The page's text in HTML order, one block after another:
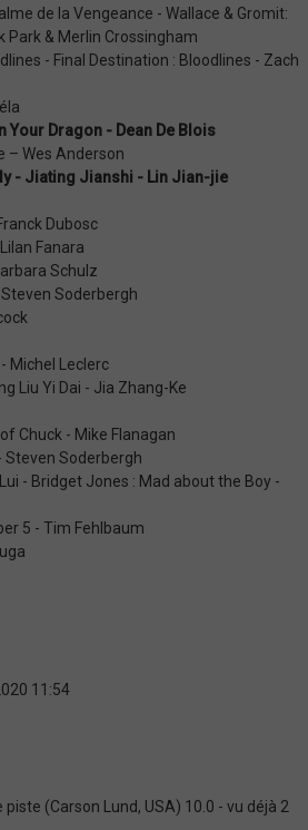
de la Vengeance - Wallace & Gromit:
Park & Merlin Crossingham
- Final Destination : Bloodlines - Zach
Your Dragon - Dean De Blois
– Wes Anderson
- Jiating Jianshi - Lin Jian-jie
Dubosc
Fanara
Schulz
Soderbergh
Michel Leclerc
Liu Yi Dai - Jia Zhang-Ke
Chuck - Mike Flanagan
Steven Soderbergh
- Bridget Jones : Mad about the Boy -
5 - Tim Fehlbaum
11:54
(Carson Lund, USA) 10.0 - vu déjà 2